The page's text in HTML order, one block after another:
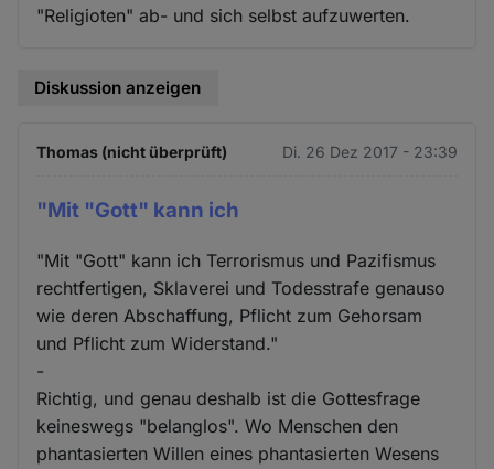
"Religioten" ab- und sich selbst aufzuwerten.
Diskussion anzeigen
Thomas (nicht überprüft) Di. 26 Dez 2017 - 23:39
"Mit "Gott" kann ich
"Mit "Gott" kann ich Terrorismus und Pazifismus
rechtfertigen, Sklaverei und Todesstrafe genauso
wie deren Abschaffung, Pflicht zum Gehorsam
und Pflicht zum Widerstand."
-
Richtig, und genau deshalb ist die Gottesfrage
keineswegs "belanglos". Wo Menschen den
phantasierten Willen eines phantasierten Wesens